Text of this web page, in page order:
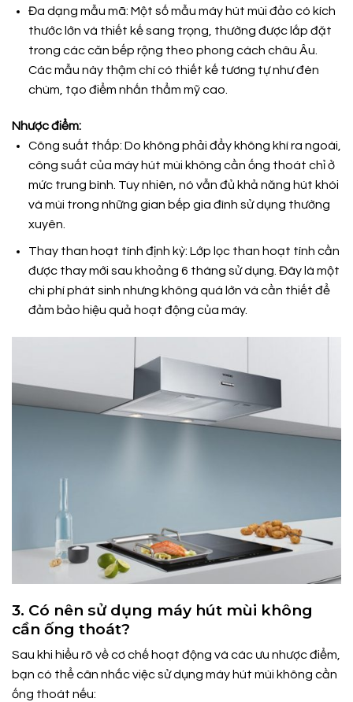
Đa dạng mẫu mã: Một số mẫu máy hút mùi đảo có kích
thước lớn và thiết kế sang trọng, thường được lắp đặt
trong các căn bếp rộng theo phong cách châu Âu.
Các mẫu này thậm chí có thiết kế tương tự như đèn
chùm, tạo điểm nhấn thẩm mỹ cao.
Nhược điểm:
Công suất thấp: Do không phải đẩy không khí ra ngoài,
công suất của máy hút mùi không cần ống thoát chỉ ở
mức trung bình. Tuy nhiên, nó vẫn đủ khả năng hút khói
và mùi trong những gian bếp gia đình sử dụng thường
xuyên.
Thay than hoạt tính định kỳ: Lớp lọc than hoạt tính cần
được thay mới sau khoảng 6 tháng sử dụng. Đây là một
chi phí phát sinh nhưng không quá lớn và cần thiết để
đảm bảo hiệu quả hoạt động của máy.
3. Có nên sử dụng máy hút mùi không
cần ống thoát?
Sau khi hiểu rõ về cơ chế hoạt động và các ưu nhược điểm,
bạn có thể cân nhắc việc sử dụng máy hút mùi không cần
ống thoát nếu: